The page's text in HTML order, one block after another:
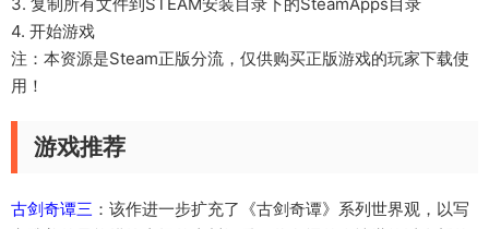
4. 开始游戏
注：本资源是Steam正版分流，仅供购买正版游戏的玩家下载使
用！
游戏推荐
古剑奇谭三 ：该作进一步扩充了《古剑奇谭》系列世界观，以写